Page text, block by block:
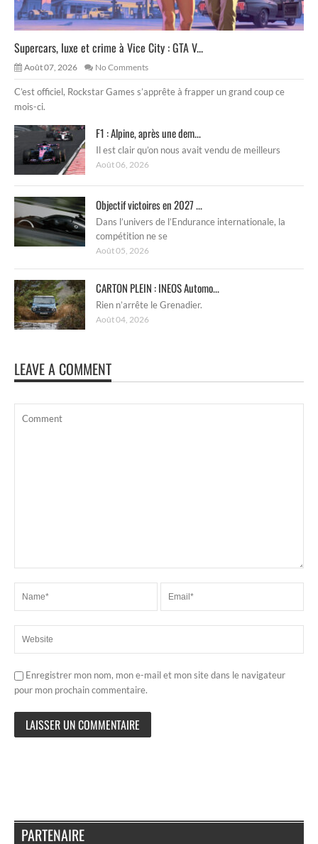
Supercars, luxe et crime à Vice City : GTA V...
Août 07, 2026 No Comments
C’est officiel, Rockstar Games s’apprête à frapper un grand coup ce
mois-ci.
F1 : Alpine, après une dem...
Il est clair qu’on nous avait vendu de meilleurs
Août 06, 2026
Objectif victoires en 2027 ...
Dans l’univers de l’Endurance internationale, la
compétition ne se
Août 05, 2026
CARTON PLEIN : INEOS Automo...
Rien n’arrête le Grenadier.
Août 04, 2026
LEAVE A COMMENT
Enregistrer mon nom, mon e-mail et mon site dans le navigateur
pour mon prochain commentaire.
PARTENAIRE